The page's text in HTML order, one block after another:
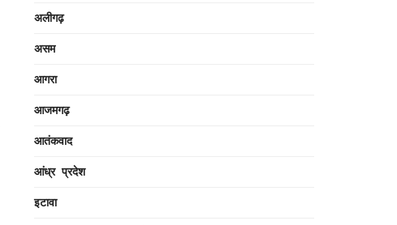
अलीगढ़
असम
आगरा
आजमगढ़
आतंकवाद
आंध्र प्रदेश
इटावा